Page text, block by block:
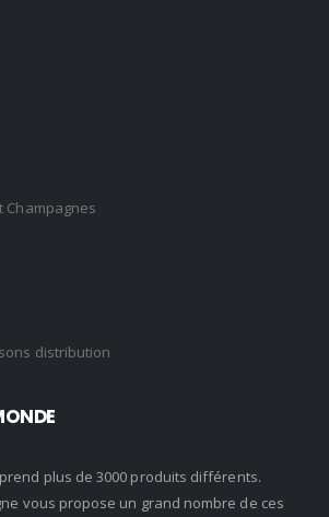
Champagnes
distribution
plus de 3000 produits différents.
vous propose un grand nombre de ces